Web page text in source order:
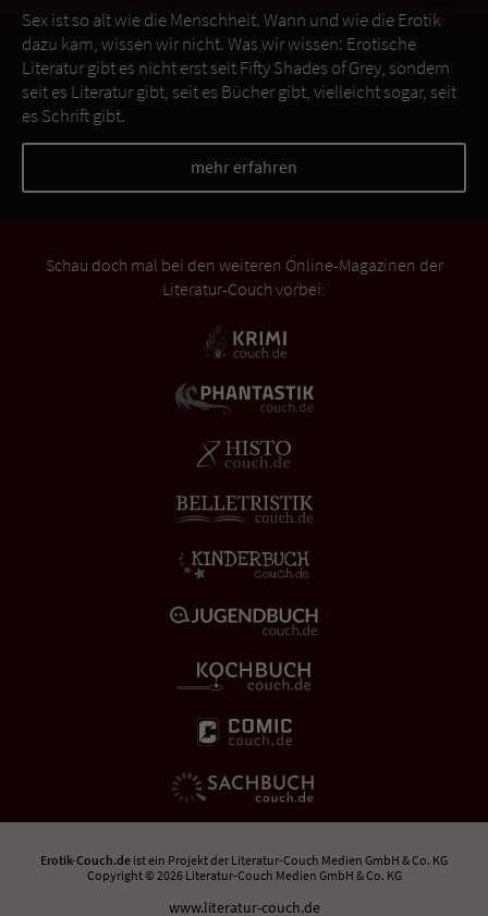
Sex ist so alt wie die Menschheit. Wann und wie die Erotik
dazu kam, wissen wir nicht. Was wir wissen: Erotische
Literatur gibt es nicht erst seit Fifty Shades of Grey, sondern
seit es Literatur gibt, seit es Bücher gibt, vielleicht sogar, seit
es Schrift gibt.
mehr erfahren
Schau doch mal bei den weiteren Online-Magazinen der
Literatur-Couch vorbei:
Erotik-Couch.de ist ein Projekt der Literatur-Couch Medien GmbH & Co. KG
Copyright © 2026 Literatur-Couch Medien GmbH & Co. KG
www.literatur-couch.de